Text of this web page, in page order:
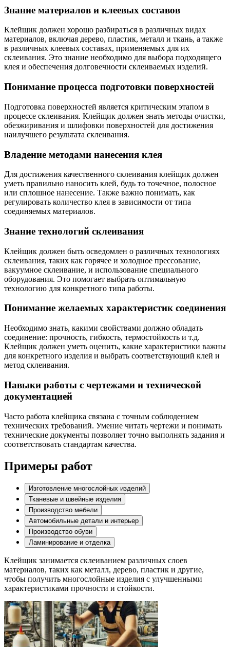
Знание материалов и клеевых составов
Клейщик должен хорошо разбираться в различных видах
материалов, включая дерево, пластик, металл и ткань, а также
в различных клеевых составах, применяемых для их
склеивания. Это знание необходимо для выбора подходящего
клея и обеспечения долговечности склеиваемых изделий.
Понимание процесса подготовки поверхностей
Подготовка поверхностей является критическим этапом в
процессе склеивания. Клейщик должен знать методы очистки,
обезжиривания и шлифовки поверхностей для достижения
наилучшего результата склеивания.
Владение методами нанесения клея
Для достижения качественного склеивания клейщик должен
уметь правильно наносить клей, будь то точечное, полосное
или сплошное нанесение. Также важно понимать, как
регулировать количество клея в зависимости от типа
соединяемых материалов.
Знание технологий склеивания
Клейщик должен быть осведомлен о различных технологиях
склеивания, таких как горячее и холодное прессование,
вакуумное склеивание, и использование специального
оборудования. Это помогает выбрать оптимальную
технологию для конкретного типа работы.
Понимание желаемых характеристик соединения
Необходимо знать, какими свойствами должно обладать
соединение: прочность, гибкость, термостойкость и т.д.
Клейщик должен уметь оценить, какие характеристики важны
для конкретного изделия и выбрать соответствующий клей и
метод склеивания.
Навыки работы с чертежами и технической
документацией
Часто работа клейщика связана с точным соблюдением
технических требований. Умение читать чертежи и понимать
технические документы позволяет точно выполнять задания и
соответствовать стандартам качества.
Примеры работ
Изготовление многослойных изделий
Тканевые и швейные изделия
Производство мебели
Автомобильные детали и интерьер
Производство обуви
Ламинирование и отделка
Клейщик занимается склеиванием различных слоев
материалов, таких как металл, дерево, пластик и другие,
чтобы получить многослойные изделия с улучшенными
характеристиками прочности и стойкости.